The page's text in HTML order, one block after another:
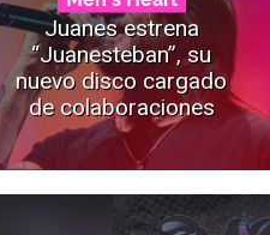
Juanes estrena
“Juanesteban”, su
nuevo disco cargado
de colaboraciones